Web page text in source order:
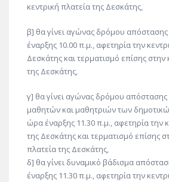
κεντρική πλατεία της Δεσκάτης,
β] θα γίνει αγώνας δρόμου
έναρξης 10.00 π.μ., αφετηρία την
Δεσκάτης και τερματισμό επίσης στην
της Δεσκάτης,
γ] θα γίνει αγώνας δρόμου απόστασης
μαθητών και μαθητριών των
ώρα έναρξης 11.30 π.μ., αφετηρία την
της Δεσκάτης και τερματισμό επίσης
πλατεία της Δεσκάτης,
δ] θα γίνει δυναμικό βάδισμα
έναρξης 11.30 π.μ., αφετηρία την